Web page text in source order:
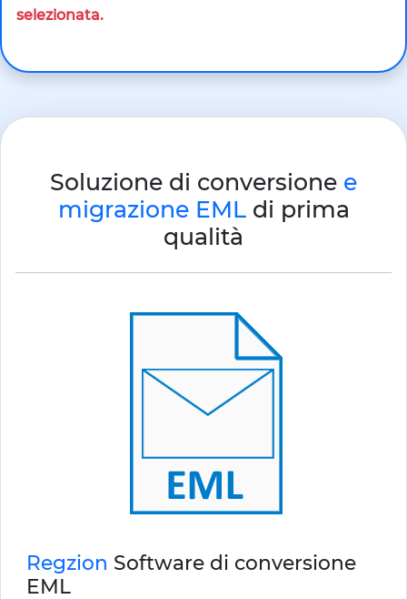
selezionata.
Soluzione di conversione e
migrazione EMLdi prima
qualità
Regzion Software di conversione
EML